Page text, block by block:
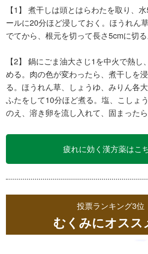
【1】 煮干しは頭とはらわたを取り、
ールに20分ほど浸しておく。ほうれん
でてから、根元を切って長さ5cmに切る
【2】 鍋にごま油大さじ1を中火で熱し
める。肉の色が変わったら、煮干しを
る。ほうれん草、しょうゆ、みりん各大
ふたをして10分ほど煮る。塩、こしょ
のえ、溶き卵を流し入れて、固まったら
疲れに効く漢方薬はこ
投票ランキング3位
むくみにオスス